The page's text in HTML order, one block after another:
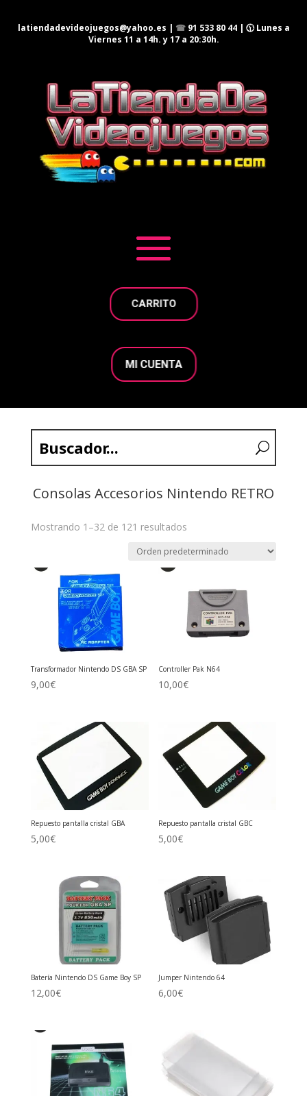
latiendadevideojuegos@yahoo.es | ☎ 91 533 80 44| 🕦 Lunes a
Viernes 11 a 14h. y 17 a 20:30h.
CARRITO
MI CUENTA
Consolas Accesorios Nintendo RETRO
Mostrando 1–32 de 121 resultados
Transformador Nintendo DS GBA SP
9,00€
Controller Pak N64
10,00€
Repuesto pantalla cristal GBA
5,00€
Repuesto pantalla cristal GBC
5,00€
Batería Nintendo DS Game Boy SP
12,00€
Jumper Nintendo 64
6,00€